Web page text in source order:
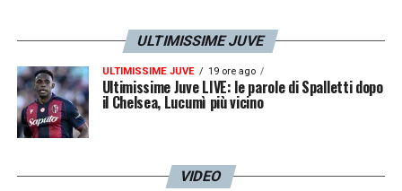
ULTIMISSIME JUVE
ULTIMISSIME JUVE 19 ore ago
Ultimissime Juve LIVE: le parole di Spalletti dopo
il Chelsea, Lucumì più vicino
VIDEO